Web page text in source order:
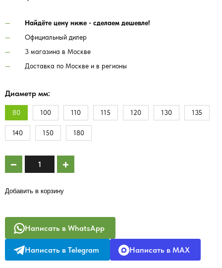
Найдёте цену ниже - сделаем дешевле!
Официальный дилер
3 магазина в Москве
Доставка по Москве и в регионы
Диаметр мм:
80 100 110 115 120 130 135
140 150 180
Добавить в корзину
Написать в WhatsApp
Написать в Telegram Написать в MAX